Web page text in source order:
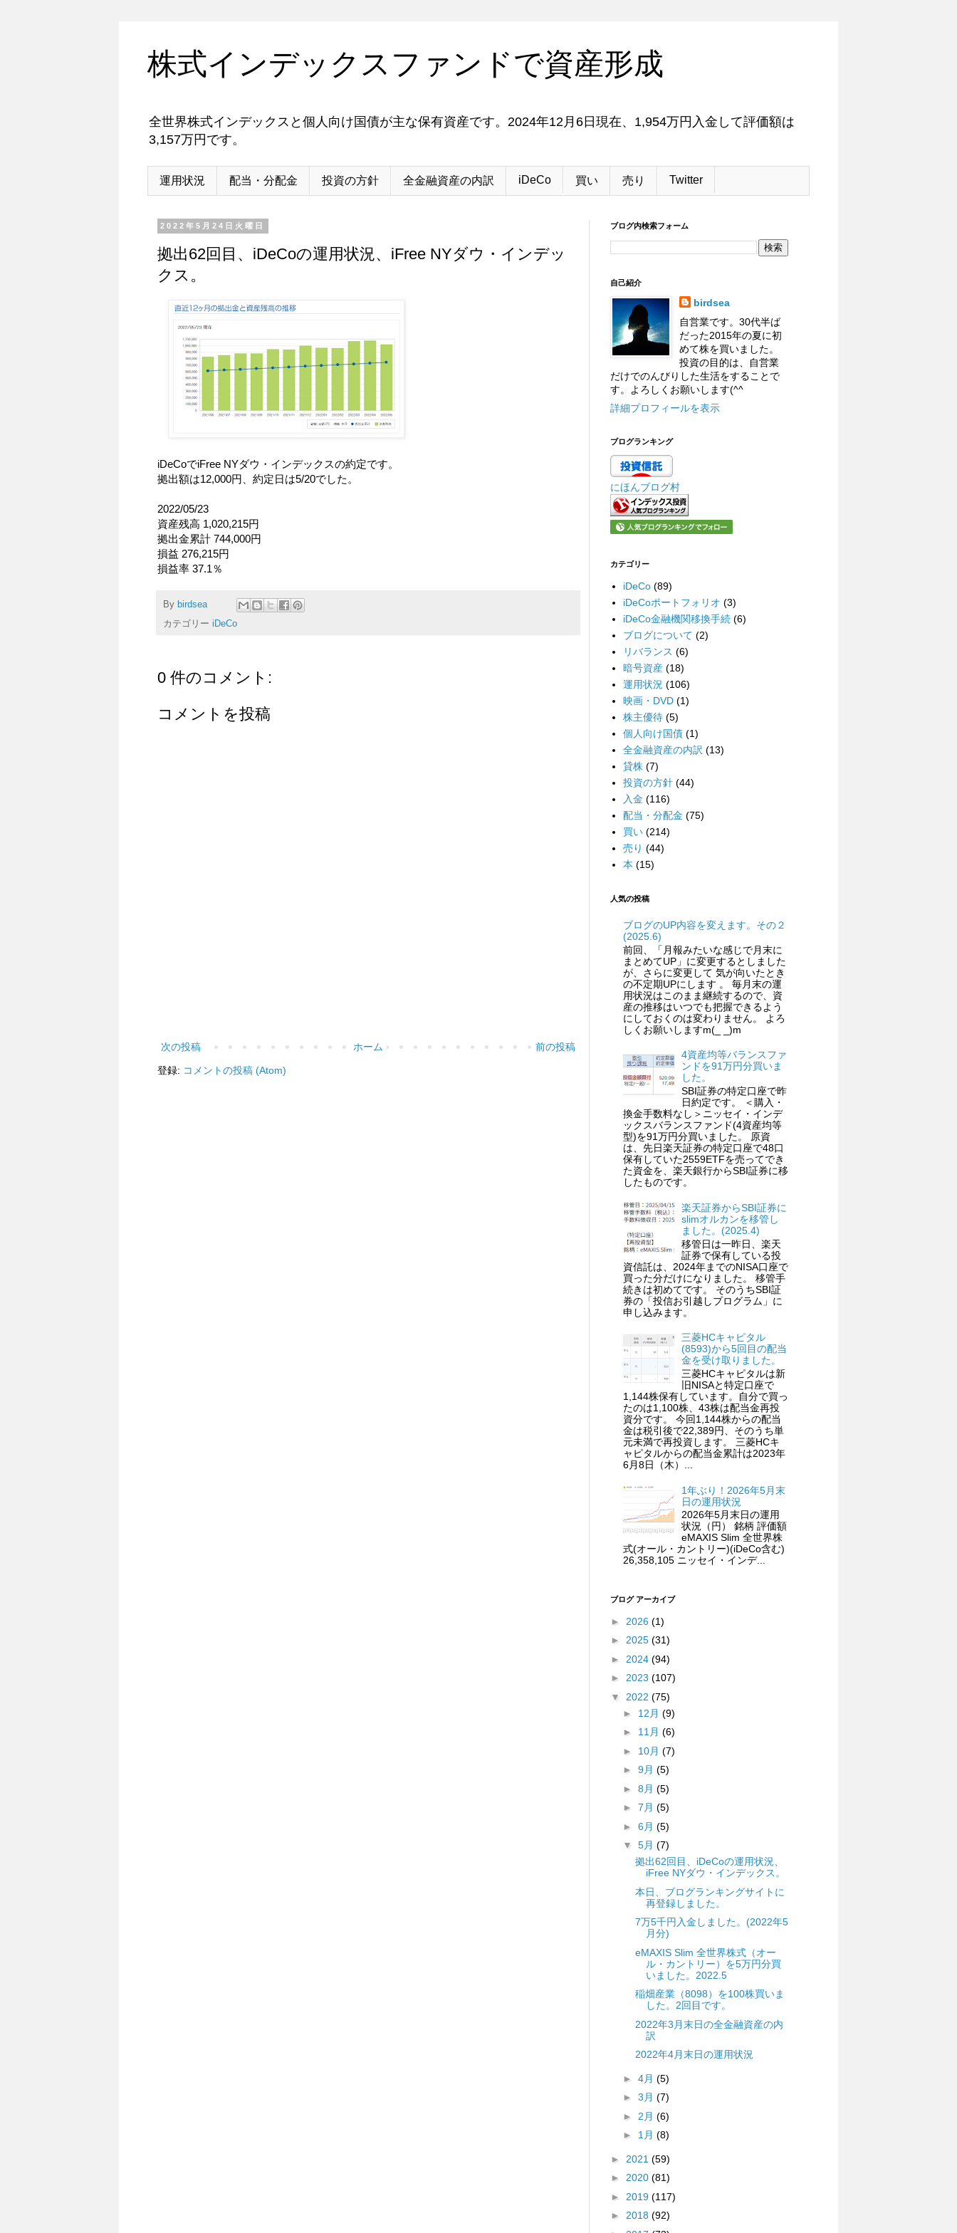
株式インデックスファンドで資産形成
全世界株式インデックスと個人向け国債が主な保有資産です。2024年12月6日現在、1,954万円入金して評価額は
3,157万円です。
運用状況 配当・分配金 投資の方針 全金融資産の内訳 iDeCo 買い 売り Twitter
2022年5月24日火曜日
拠出62回目、iDeCoの運用状況、iFree NYダウ・インデッ
クス。
iDeCoでiFree NYダウ・インデックスの約定です。
拠出額は12,000円、約定日は5/20でした。
2022/05/23
資産残高 1,020,215円
拠出金累計 744,000円
損益 276,215円
損益率 37.1％
By birdsea
カテゴリー iDeCo
0 件のコメント:
コメントを投稿
次の投稿 前の投稿
ホーム
登録: コメントの投稿 (Atom)
ブログ内検索フォーム
自己紹介
birdsea
自営業です。30代半ば
だった2015年の夏に初
めて株を買いました。
投資の目的は、自営業
だけでのんびりした生活をすることで
す。よろしくお願いします(^^
詳細プロフィールを表示
ブログランキング
にほんブログ村
カテゴリー
iDeCo (89)
iDeCoポートフォリオ (3)
iDeCo金融機関移換手続 (6)
ブログについて (2)
リバランス (6)
暗号資産 (18)
運用状況 (106)
映画・DVD (1)
株主優待 (5)
個人向け国債 (1)
全金融資産の内訳 (13)
貸株 (7)
投資の方針 (44)
入金 (116)
配当・分配金 (75)
買い (214)
売り (44)
本 (15)
人気の投稿
ブログのUP内容を変えます。その２
(2025.6)
前回、「月報みたいな感じで月末に
まとめてUP」に変更するとしました
が、さらに変更して 気が向いたとき
の不定期UPにします 。 毎月末の運
用状況はこのまま継続するので、資
産の推移はいつでも把握できるよう
にしておくのは変わりません。 よろ
しくお願いしますm(_ _)m
4資産均等バランスファ
ンドを91万円分買いま
した。
SBI証券の特定口座で昨
日約定です。 ＜購入・
換金手数料なし＞ニッセイ・インデ
ックスバランスファンド(4資産均等
型)を91万円分買いました。 原資
は、先日楽天証券の特定口座で48口
保有していた2559ETFを売ってでき
た資金を、楽天銀行からSBI証券に移
したものです。
楽天証券からSBI証券に
slimオルカンを移管し
ました。(2025.4)
移管日は一昨日、楽天
証券で保有している投
資信託は、2024年までのNISA口座で
買った分だけになりました。 移管手
続きは初めてです。 そのうちSBI証
券の「投信お引越しプログラム」に
申し込みます。
三菱HCキャピタル
(8593)から5回目の配当
金を受け取りました。
三菱HCキャピタルは新
旧NISAと特定口座で
1,144株保有しています。自分で買っ
たのは1,100株、43株は配当金再投
資分です。 今回1,144株からの配当
金は税引後で22,389円、そのうち単
元未満で再投資します。 三菱HCキ
ャピタルからの配当金累計は2023年
6月8日（木）...
1年ぶり！2026年5月末
日の運用状況
2026年5月末日の運用
状況（円） 銘柄 評価額
eMAXIS Slim 全世界株
式(オール・カントリー)(iDeCo含む)
26,358,105 ニッセイ・インデ...
ブログ アーカイブ
► 2026 (1)
► 2025 (31)
► 2024 (94)
► 2023 (107)
▼ 2022 (75)
► 12月 (9)
► 11月 (6)
► 10月 (7)
► 9月 (5)
► 8月 (5)
► 7月 (5)
► 6月 (5)
▼ 5月 (7)
拠出62回目、iDeCoの運用状況、
iFree NYダウ・インデックス。
本日、ブログランキングサイトに
再登録しました。
7万5千円入金しました。(2022年5
月分)
eMAXIS Slim 全世界株式（オー
ル・カントリー）を5万円分買
いました。2022.5
稲畑産業（8098）を100株買いま
した。2回目です。
2022年3月末日の全金融資産の内
訳
2022年4月末日の運用状況
► 4月 (5)
► 3月 (7)
► 2月 (6)
► 1月 (8)
► 2021 (59)
► 2020 (81)
► 2019 (117)
► 2018 (92)